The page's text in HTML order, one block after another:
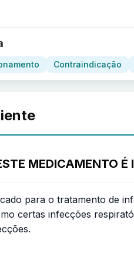
Contraindicação
MEDICAMENTO É
para o tratamento de
certas infecções